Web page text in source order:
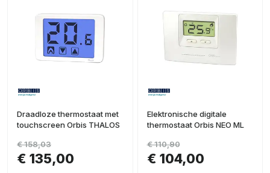
Draadloze thermostaat met
touchscreen Orbis THALOS
€ 135,00
€ 158,03
Elektronische digitale
thermostaat Orbis NEO ML
€ 104,00
€ 110,90